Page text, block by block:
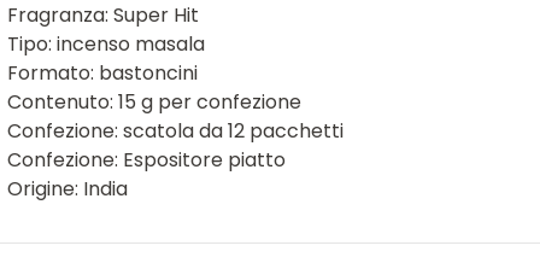
Fragranza: Super Hit
Tipo: incenso masala
Formato: bastoncini
Contenuto: 15 g per confezione
Confezione: scatola da 12 pacchetti
Confezione: Espositore piatto
Origine: India